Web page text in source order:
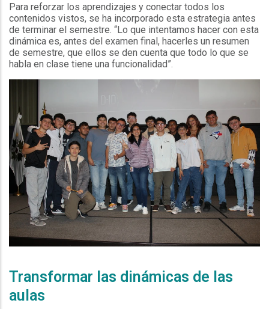
Para reforzar los aprendizajes y conectar todos los
contenidos vistos, se ha incorporado esta estrategia antes
de terminar el semestre. “Lo que intentamos hacer con esta
dinámica es, antes del examen final, hacerles un resumen
de semestre, que ellos se den cuenta que todo lo que se
habla en clase tiene una funcionalidad”.
Transformar las dinámicas de las
aulas